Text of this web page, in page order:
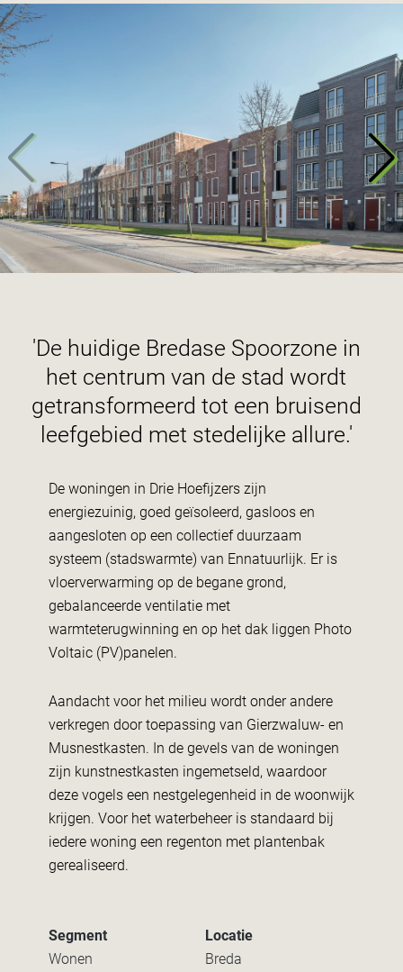
Segment
Wonen
Locatie
Breda
'De huidige Bredase Spoorzone in
het centrum van de stad wordt
getransformeerd tot een bruisend
leefgebied met stedelijke allure.'
De woningen in Drie Hoefijzers zijn
energiezuinig, goed geïsoleerd, gasloos en
aangesloten op een collectief duurzaam
systeem (stadswarmte) van Ennatuurlijk. Er is
vloerverwarming op de begane grond,
gebalanceerde ventilatie met
warmteterugwinning en op het dak liggen Photo
Voltaic (PV)panelen.
Aandacht voor het milieu wordt onder andere
verkregen door toepassing van Gierzwaluw- en
Musnestkasten. In de gevels van de woningen
zijn kunstnestkasten ingemetseld, waardoor
deze vogels een nestgelegenheid in de woonwijk
krijgen. Voor het waterbeheer is standaard bij
iedere woning een regenton met plantenbak
gerealiseerd.